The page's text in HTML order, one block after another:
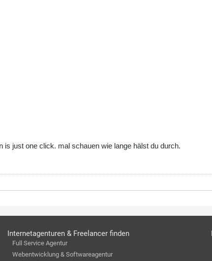
is just one click. mal schauen wie lange hälst du durch.
Internetagenturen & Freelancer finden
Full Service Agentur
Webentwicklung & Softwareagentur